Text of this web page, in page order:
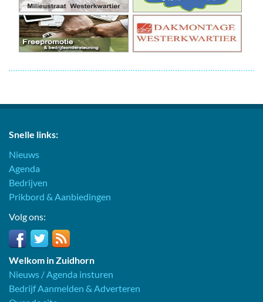
Snelle links:
Nieuws
Agenda
Bedrijven
Prikbord & Aanbiedingen
Volg ons:
Welkom in Zuidhorn
Nieuws / Agenda insturen
Bedrijf Aanmelden & Adverteren